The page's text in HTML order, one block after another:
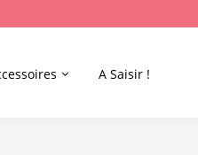
A Saisir !